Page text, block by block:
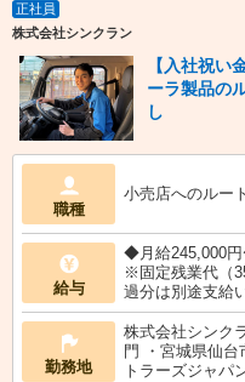
正社員
株式会社シンクラン
【入社祝い
ーラ製品の
し
職種
小売店へのルー
給与
◆月給245,000円
※固定残業代（
過分は別途支給
勤務地
株式会社シンク
門 ・宮城県仙台
トラーズジャパ